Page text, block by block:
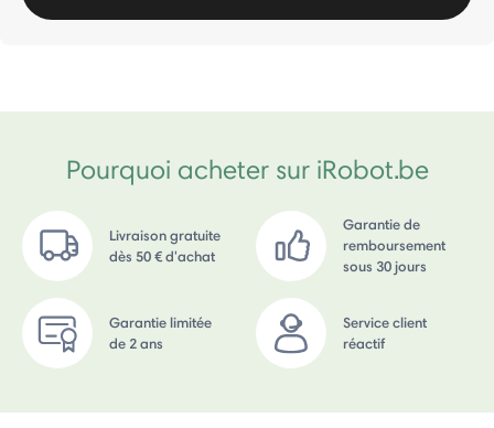
Pourquoi acheter sur iRobot.be
Livraison gratuite
dès 50 € d'achat
Garantie de
remboursement
sous 30 jours
Garantie limitée
de 2 ans
Service client
réactif